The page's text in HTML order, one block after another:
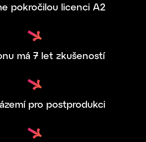
pokročilou licenci A2
má 7 let zkušeností
pro postprodukci